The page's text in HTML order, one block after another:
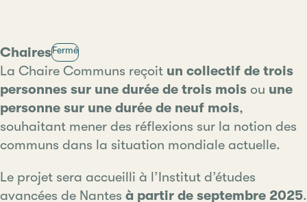
Catégorie
ChairesFermé
La Chaire Communs reçoit un collectif de trois
personnes sur une durée de trois mois ou une
personne sur une durée de neuf mois,
souhaitant mener des réflexions sur la notion des
communs dans la situation mondiale actuelle.
Le projet sera accueilli à l’Institut d’études
avancées de Nantes à partir de septembre 2025.